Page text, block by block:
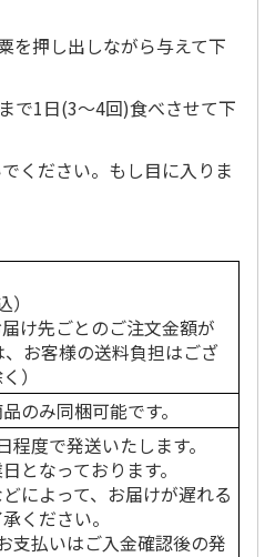
…
470円
(送料別・税込)
おに…
を押し出しながら与えて下
で1日(3～4回)食べさせて下
ください。もし目に入りま
け先ごとのご注文金額が
お客様の送料負担はござ
）
のみ同梱可能です。
度で発送いたします。
となっております。
によって、お届けが遅れる
ください。
支払いはご入金確認後の発